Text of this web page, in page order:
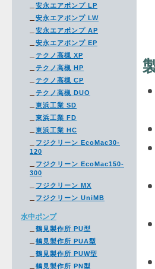
安永エアポンプ LP
安永エアポンプ LW
安永エアポンプ AP
安永エアポンプ EP
テクノ高槻 XP
テクノ高槻 HP
テクノ高槻 CP
テクノ高槻 DUO
東浜工業 SD
東浜工業 FD
東浜工業 HC
フジクリーン EcoMac30-
120
フジクリーン EcoMac150-
300
フジクリーン MX
フジクリーン UniMB
水中ポンプ
鶴見製作所 PU型
鶴見製作所 PUA型
鶴見製作所 PUW型
鶴見製作所 PN型